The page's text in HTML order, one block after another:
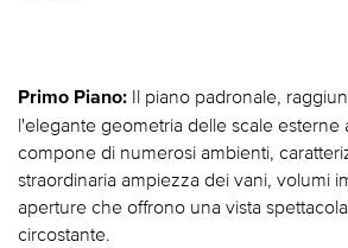
Primo Piano: Il piano padronale,
l'elegante geometria delle scale esterne
compone di numerosi ambienti,
straordinaria ampiezza dei vani, volumi
aperture che offrono una vista
circostante.